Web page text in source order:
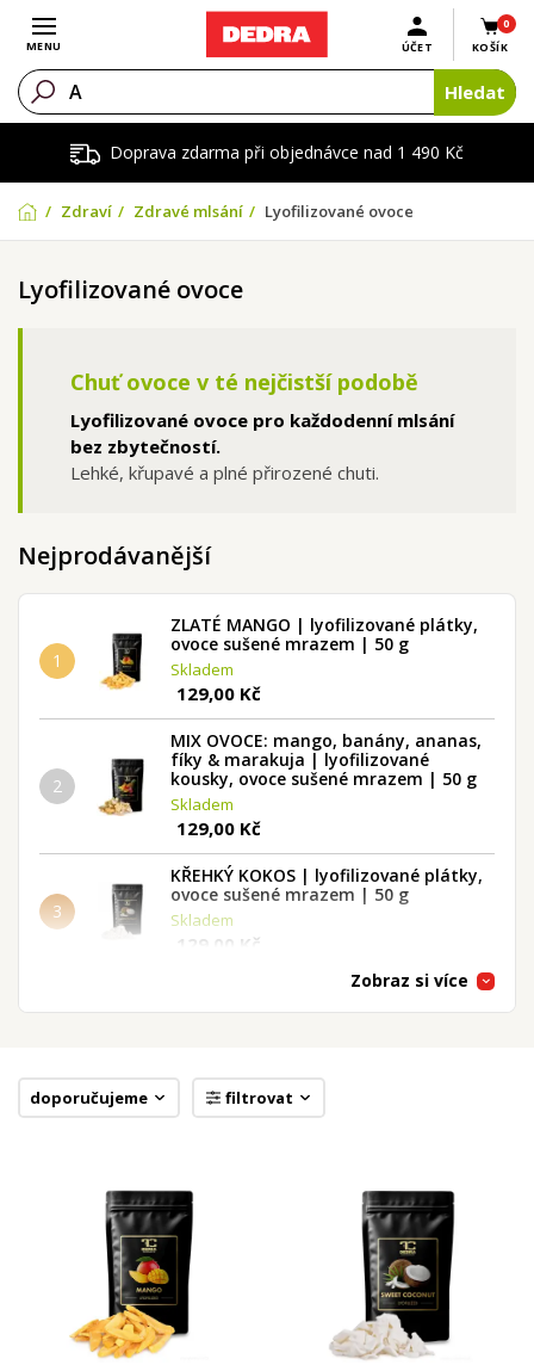
Doprava zdarma při objednávce nad 1 490 Kč
Otevřít menu
MENU
0
KOŠÍK
ÚČET
Hledat
Zdraví Zdravé mlsání Lyofilizované ovoce
Lyofilizované ovoce
Chuť ovoce v té nejčistší podobě
Lyofilizované ovoce pro každodenní mlsání
bez zbytečností.
Lehké, křupavé a plné přirozené chuti.
Nejprodávanější
1
ZLATÉ MANGO | lyofilizované plátky,
ovoce sušené mrazem | 50 g
Skladem
129,00 Kč
2
MIX OVOCE: mango, banány, ananas,
fíky & marakuja | lyofilizované
kousky, ovoce sušené mrazem | 50 g
Skladem
129,00 Kč
3
KŘEHKÝ KOKOS | lyofilizované plátky,
ovoce sušené mrazem | 50 g
Skladem
129,00 Kč
KŘUPAVÉ BANÁNY | lyofilizované
plátky, ovoce sušené mrazem | 50 g
Rodinné balení 3×100 g | KŘUPAVÉ
BANÁNY | lyofilizované plátky, ovoce
537,00 Kč
Zobraz si více
doporučujeme filtrovat